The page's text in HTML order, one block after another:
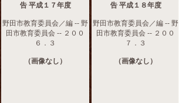
告 平成１７年度
野田市教育委員会／編 -- 野
田市教育委員会 -- ２００
６．３
（画像なし）
告 平成１８年度
野田市教育委員会／編 -- 野
田市教育委員会 -- ２００
７．３
（画像なし）